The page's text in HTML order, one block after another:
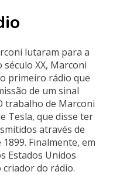
lutaram para a
XX, Marconi
primeiro rádio que
de um sinal
trabalho de Marconi
Tesla, que disse ter
através de
Finalmente, em
Estados Unidos
criador do rádio.